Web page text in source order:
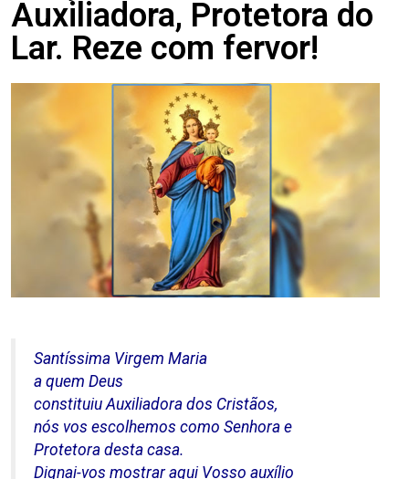
Auxiliadora, Protetora do
Lar. Reze com fervor!
Santíssima Virgem Maria
a quem Deus
constituiu Auxiliadora dos Cristãos,
nós vos escolhemos como Senhora e
Protetora desta casa.
Dignai-vos mostrar aqui Vosso auxílio